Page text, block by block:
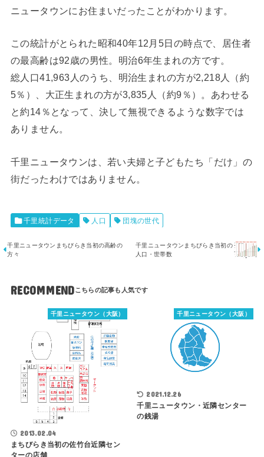
ニュータウンにお住まいだったことがわかります。
この統計がとられた昭和40年12月5日の時点で、居住者
の最高齢は92歳の男性。明治6年生まれの方です。
総人口41,963人のうち、明治生まれの方が2,218人（約
5％）、大正生まれの方が3,835人（約9％）。あわせる
と約14％となって、決して無視できるような数字では
ありません。
千里ニュータウンは、若い夫婦と子どもたち「だけ」の
街だったわけではありません。
千里統計データ 人口 団塊の世代
千里ニュータウンまちびらき当初の高齢の
方々
千里ニュータウンまちびらき当初の
人口・世帯数
RECOMMEND
千里ニュータウン（大阪）
2013.02.04
まちびらき当初の佐竹台近隣セン
ターの店舗
千里ニュータウン（大阪）
2021.12.26
千里ニュータウン・近隣センター
の銭湯